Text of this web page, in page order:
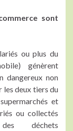
sont
ou plus du
génèrent
dangereux non
les deux tiers du
et
ou collectés
des déchets